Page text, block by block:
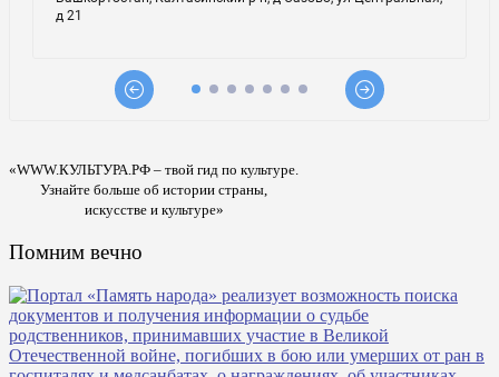
«WWW.КУЛЬТУРА.РФ – твой гид по культуре.
Узнайте больше об истории страны,
искусстве и культуре»
Помним вечно